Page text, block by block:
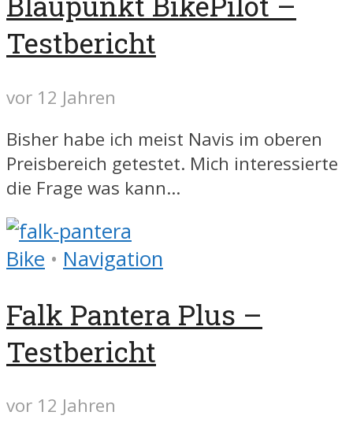
Testbericht
vor 12 Jahren
Bisher habe ich meist Navis im oberen
Preisbereich getestet. Mich interessierte
die Frage was kann...
Bike • Navigation
Falk Pantera Plus –
Testbericht
vor 12 Jahren